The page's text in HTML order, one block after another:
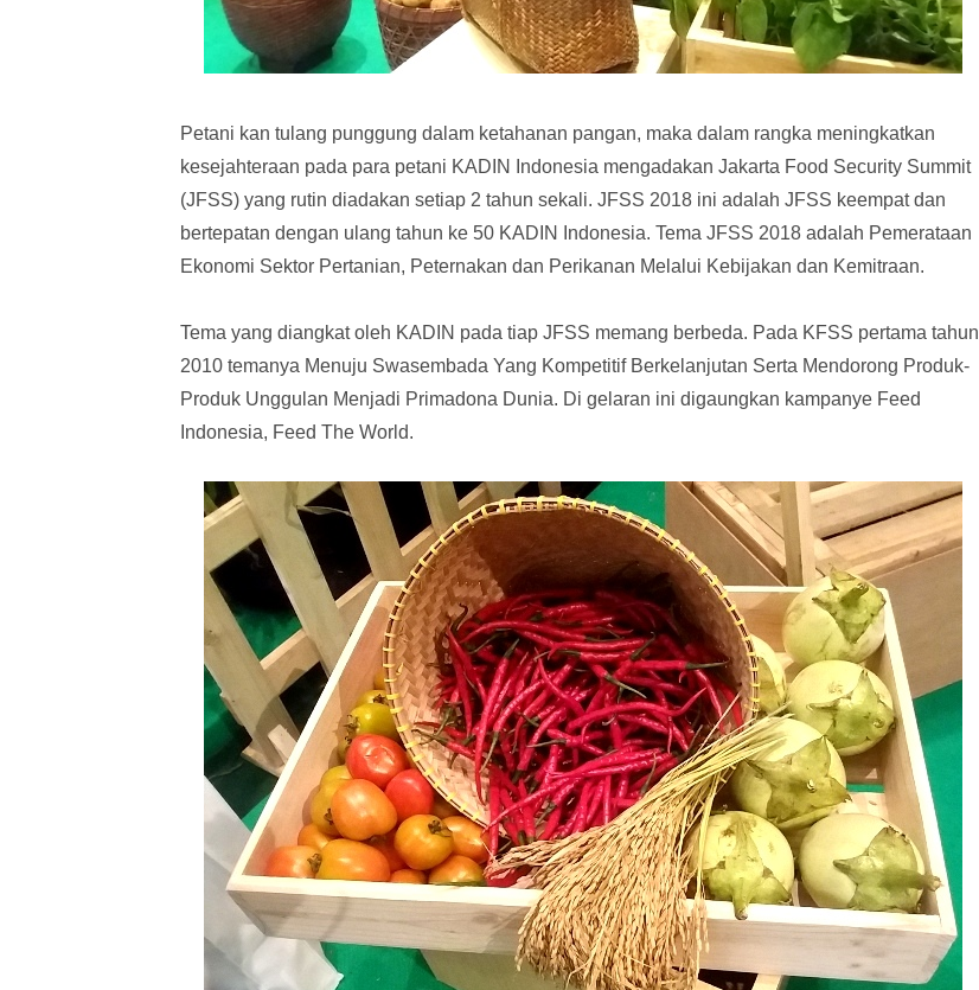
Petani kan tulang punggung dalam ketahanan pangan, maka dalam rangka meningkatkan
kesejahteraan pada para petani KADIN Indonesia mengadakan Jakarta Food Security Summit
(JFSS) yang rutin diadakan setiap 2 tahun sekali. JFSS 2018 ini adalah JFSS keempat dan
bertepatan dengan ulang tahun ke 50 KADIN Indonesia. Tema JFSS 2018 adalah Pemerataan
Ekonomi Sektor Pertanian, Peternakan dan Perikanan Melalui Kebijakan dan Kemitraan.
Tema yang diangkat oleh KADIN pada tiap JFSS memang berbeda. Pada KFSS pertama tahun
2010 temanya Menuju Swasembada Yang Kompetitif Berkelanjutan Serta Mendorong Produk-
Produk Unggulan Menjadi Primadona Dunia. Di gelaran ini digaungkan kampanye Feed
Indonesia, Feed The World.